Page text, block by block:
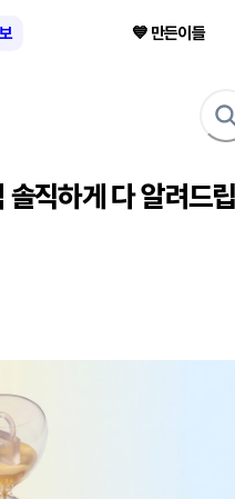
💙 만든이들
직하게 다 알려드립